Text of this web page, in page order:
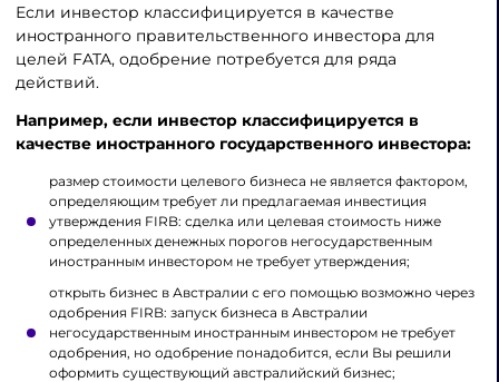
Если инвестор классифицируется в качестве
иностранного правительственного инвестора для
целей FATA, одобрение потребуется для ряда
действий.
Например, если инвестор классифицируется в
качестве иностранного государственного инвестора:
размер стоимости целевого бизнеса не является фактором,
определяющим требует ли предлагаемая инвестиция
утверждения FIRB: сделка или целевая стоимость ниже
определенных денежных порогов негосударственным
иностранным инвестором не требует утверждения;
открыть бизнес в Австралии с его помощью возможно через
одобрения FIRB: запуск бизнеса в Австралии
негосударственным иностранным инвестором не требует
одобрения, но одобрение понадобится, если Вы решили
оформить существующий австралийский бизнес;